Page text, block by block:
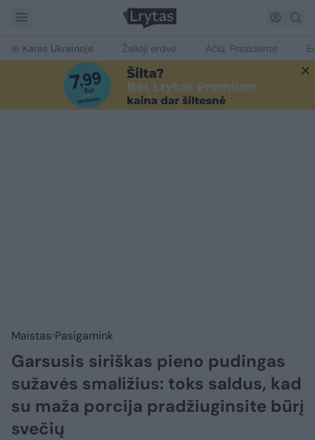
Karas Ukrainoje Žalioji erdvė Ačiū, Prezidente
Maistas Pasigamink
Garsusis siriškas pieno pudingas
sužavės smaližius: toks saldus, kad
su maža porcija pradžiuginsite būrį
svečių